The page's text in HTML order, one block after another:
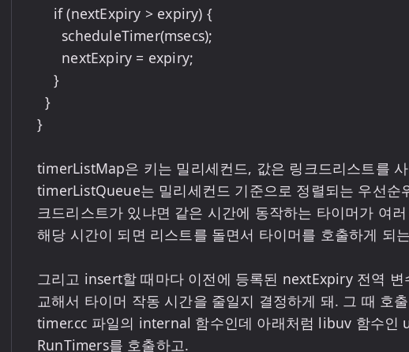
  }
}
timerListMap은 키는 밀리세컨드, 값은 링크드리스트를
timerListQueue는 밀리세컨드 기준으로 정렬되는 우선순
크드리스트가 있냐면 같은 시간에 동작하는 타이머가 여
해당 시간이 되면 리스트를 돌면서 타이머를 호출하게 되
그리고 insert할 때마다 이전에 등록된 nextExpiry 전역
교해서 타이머 작동 시간을 줄일지 결정하게 돼. 그 때 호
timer.cc 파일의 internal 함수인데 아래처럼 libuv 함수인
RunTimers를 호출하고.